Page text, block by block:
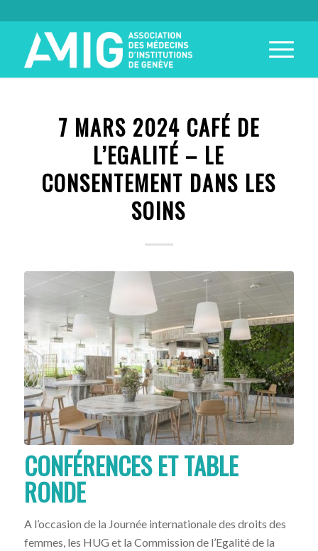
7 MARS 2024 CAFÉ DE
L’EGALITÉ – LE
CONSENTEMENT DANS LES
SOINS
CONFÉRENCES ET TABLE
RONDE
A l’occasion de la Journée internationale des droits des
femmes, les HUG et la Commission de l’Egalité de la